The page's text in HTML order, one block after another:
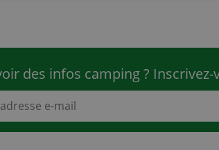
des infos camping ?